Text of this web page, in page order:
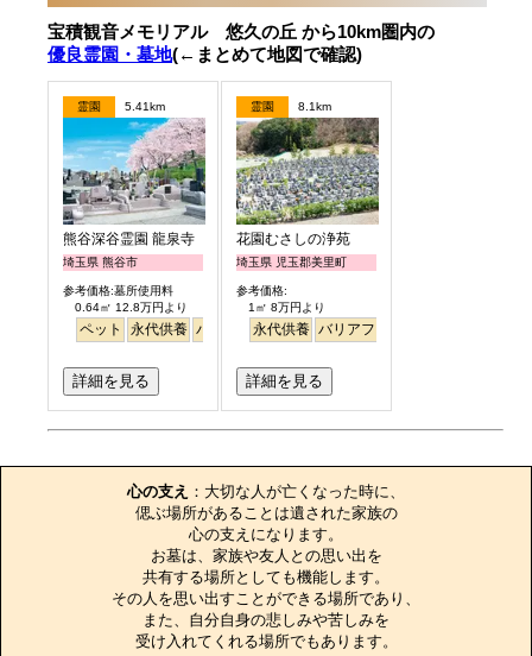
宝積観音メモリアル 悠久の丘 から10km圏内の
優良霊園・墓地(←まとめて地図で確認)
霊園 5.41km
熊谷深谷霊園 龍泉寺
埼玉県 熊谷市
参考価格:墓所使用料
0.64㎡ 12.8万円より
ペット 永代供養 バリアフリー 樹木葬
詳細を見る
霊園 8.1km
花園むさしの浄苑
埼玉県 児玉郡美里町
参考価格:
1㎡ 8万円より
永代供養 バリアフリー
詳細を見る
心の支え ：大切な人が亡くなった時に、
偲ぶ場所があることは遺された家族の
心の支えになります。
お墓は、家族や友人との思い出を
共有する場所としても機能します。
その人を思い出すことができる場所であり、
また、自分自身の悲しみや苦しみを
受け入れてくれる場所でもあります。